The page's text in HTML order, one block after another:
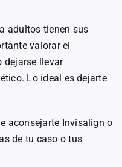
adultos tienen sus
valorar el
dejarse llevar
Lo ideal es dejarte
aconsejarte Invisalign o
de tu caso o tus